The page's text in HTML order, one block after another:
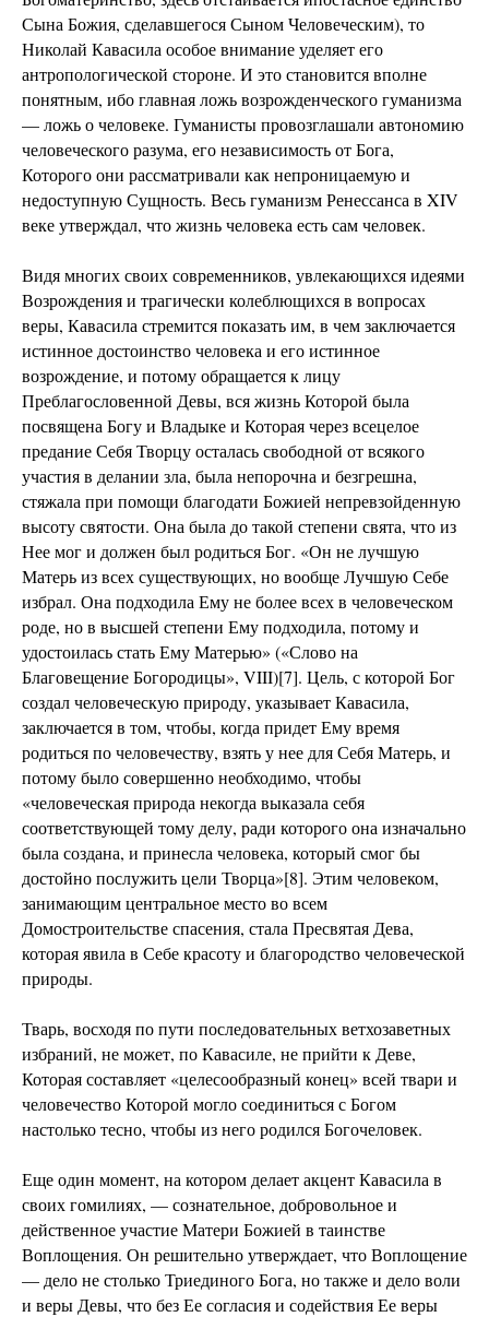
Сына Божия, сделавшегося Сыном Человеческим), то
Николай Кавасила особое внимание уделяет его
антропологической стороне. И это становится вполне
понятным, ибо главная ложь возрожденческого гуманизма
— ложь о человеке. Гуманисты провозглашали автономию
человеческого разума, его независимость от Бога,
Которого они рассматривали как непроницаемую и
недоступную Сущность. Весь гуманизм Ренессанса в XIV
веке утверждал, что жизнь человека есть сам человек.
Видя многих своих современников, увлекающихся идеями
Возрождения и трагически колеблющихся в вопросах
веры, Кавасила стремится показать им, в чем заключается
истинное достоинство человека и его истинное
возрождение, и потому обращается к лицу
Преблагословенной Девы, вся жизнь Которой была
посвящена Богу и Владыке и Которая через всецелое
предание Себя Творцу осталась свободной от всякого
участия в делании зла, была непорочна и безгрешна,
стяжала при помощи благодати Божией непревзойденную
высоту святости. Она была до такой степени свята, что из
Нее мог и должен был родиться Бог. «Он не лучшую
Матерь из всех существующих, но вообще Лучшую Себе
избрал. Она подходила Ему не более всех в человеческом
роде, но в высшей степени Ему подходила, потому и
удостоилась стать Ему Матерью» («Слово на
Благовещение Богородицы», VIII)[7]. Цель, с которой Бог
создал человеческую природу, указывает Кавасила,
заключается в том, чтобы, когда придет Ему время
родиться по человечеству, взять у нее для Себя Матерь, и
потому было совершенно необходимо, чтобы
«человеческая природа некогда выказала себя
соответствующей тому делу, ради которого она изначально
была создана, и принесла человека, который смог бы
достойно послужить цели Творца»[8]. Этим человеком,
занимающим центральное место во всем
Домостроительстве спасения, стала Пресвятая Дева,
которая явила в Себе красоту и благородство человеческой
природы.
Тварь, восходя по пути последовательных ветхозаветных
избраний, не может, по Кавасиле, не прийти к Деве,
Которая составляет «целесообразный конец» всей твари и
человечество Которой могло соединиться с Богом
настолько тесно, чтобы из него родился Богочеловек.
Еще один момент, на котором делает акцент Кавасила в
своих гомилиях, — сознательное, добровольное и
действенное участие Матери Божией в таинстве
Воплощения. Он решительно утверждает, что Воплощение
— дело не столько Триединого Бога, но также и дело воли
и веры Девы, что без Ее согласия и содействия Ее веры